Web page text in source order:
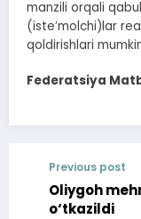
manzili orqali
(iste’molchi)lar
qoldirishlari
Federatsiya
Previous post
Oliygoh
o‘tkazildi